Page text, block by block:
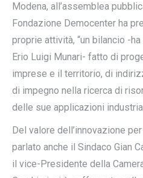
Modena, all’assemblea
Fondazione Democenter ha
proprie attività, “un bilancio -
Erio Luigi Munari- fatto di
imprese e il territorio, di
di impegno nella ricerca di
delle sue applicazioni
Del valore dell’innovazione
parlato anche il Sindaco Gian
il vice-Presidente della